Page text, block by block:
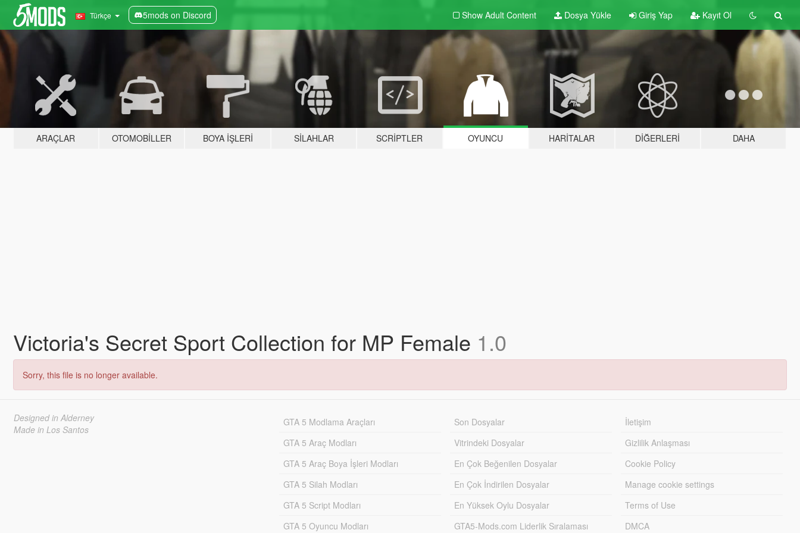
Türkçe 5mods on Discord Show Adult Content Dosya Yükle Giriş Yap Kayıt Ol
ARAÇLAR OTOMOBILLER BOYA İŞLERI SILAHLAR SCRIPTLER OYUNCU HARITALAR DIĞERLERI DAHA
Victoria's Secret Sport Collection for MP Female 1.0
Sorry, this file is no longer available.
Designed in Alderney
Made in Los Santos
GTA 5 Modlama Araçları
GTA 5 Araç Modları
GTA 5 Araç Boya İşleri Modları
GTA 5 Silah Modları
GTA 5 Script Modları
GTA 5 Oyuncu Modları
Son Dosyalar
Vitrindeki Dosyalar
En Çok Beğenilen Dosyalar
En Çok İndirilen Dosyalar
En Yüksek Oylu Dosyalar
GTA5-Mods.com Liderlik Sıralaması
İletişim
Gizlilik Anlaşması
Cookie Policy
Manage cookie settings
Terms of Use
DMCA